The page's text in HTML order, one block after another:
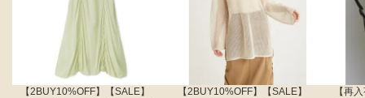
【2BUY10%OFF】【SALE】
【2BUY10%OFF】【SALE】
【再